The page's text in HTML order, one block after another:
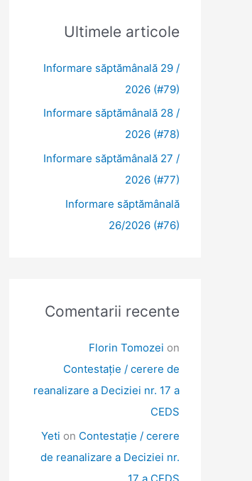
Ultimele articole
Informare săptămânală 29 /
2026 (#79)
Informare săptămânală 28 /
2026 (#78)
Informare săptămânală 27 /
2026 (#77)
Informare săptămânală
26/2026 (#76)
Comentarii recente
Florin Tomozei on
Contestație / cerere de
reanalizare a Deciziei nr. 17 a
CEDS
Yeti on Contestație / cerere
de reanalizare a Deciziei nr.
17 a CEDS